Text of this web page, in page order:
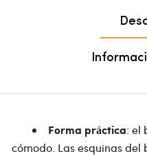
Forma práctica: el
cómodo. Las esquinas